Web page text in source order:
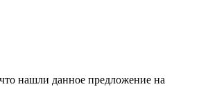
нашли данное предложение на